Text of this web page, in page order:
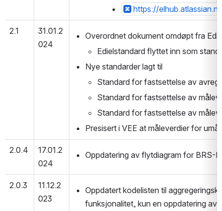
https://
2.1
31.01.2
024
Overordnet dokument omdøpt fra
Edielstandard flyttet inn som
Nye standarder lagt til
Standard for fastsettelse av
Standard for fastsettelse av
Standard for fastsettelse av
Presisert i VEE at måleverdier for
2.0.4
17.01.2
024
Oppdatering av flytdiagram for BRS-
2.0.3
11.12.2
023
Oppdatert kodelisten til
funksjonalitet, kun en oppdatering av